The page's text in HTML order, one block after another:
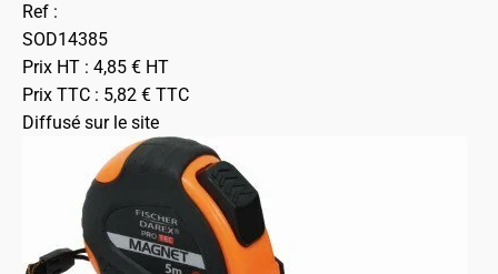
Ref :
SOD14385
Prix HT : 4,85 € HT
Prix TTC : 5,82 € TTC
Diffusé sur le site